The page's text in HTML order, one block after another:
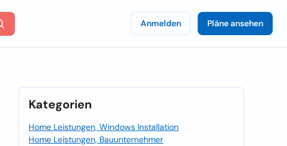
Anmelden Pläne ansehen
Kategorien
Home Leistungen, Windows Installation
Home Leistungen, Bauunternehmer